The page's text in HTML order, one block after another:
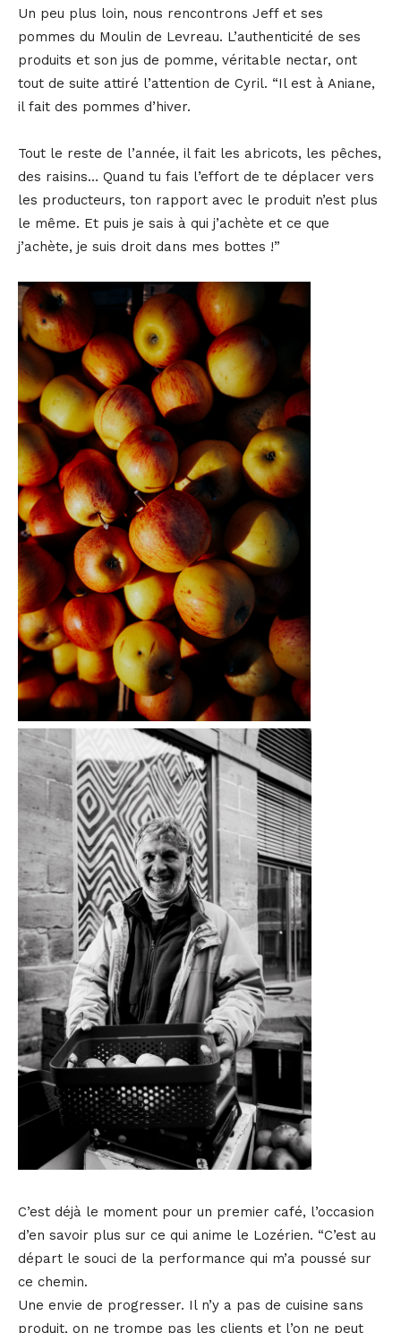
Un peu plus loin, nous rencontrons Jeff et ses
pommes du Moulin de Levreau. L’authenticité de ses
produits et son jus de pomme, véritable nectar, ont
tout de suite attiré l’attention de Cyril. “Il est à Aniane,
il fait des pommes d’hiver.
Tout le reste de l’année, il fait les abricots, les pêches,
des raisins… Quand tu fais l’effort de te déplacer vers
les producteurs, ton rapport avec le produit n’est plus
le même. Et puis je sais à qui j’achète et ce que
j’achète, je suis droit dans mes bottes !”
C’est déjà le moment pour un premier café, l’occasion
d’en savoir plus sur ce qui anime le Lozérien. “C’est au
départ le souci de la performance qui m’a poussé sur
ce chemin.
Une envie de progresser. Il n’y a pas de cuisine sans
produit, on ne trompe pas les clients et l’on ne peut